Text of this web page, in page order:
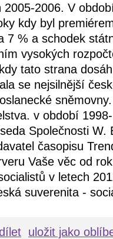
2006. V
kdy byl
7 % a schodek
vysokých
tato strana
se nejsilnější
v období
Společnosti W.
časopisu
Vaše věc od
v letech
suverenita -
uložit jako